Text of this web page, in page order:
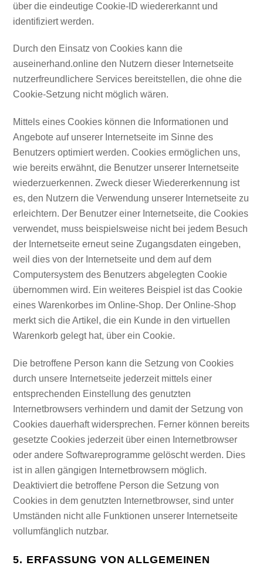
über die eindeutige Cookie-ID wiedererkannt und
identifiziert werden.
Durch den Einsatz von Cookies kann die
auseinerhand.online den Nutzern dieser Internetseite
nutzerfreundlichere Services bereitstellen, die ohne die
Cookie-Setzung nicht möglich wären.
Mittels eines Cookies können die Informationen und
Angebote auf unserer Internetseite im Sinne des
Benutzers optimiert werden. Cookies ermöglichen uns,
wie bereits erwähnt, die Benutzer unserer Internetseite
wiederzuerkennen. Zweck dieser Wiedererkennung ist
es, den Nutzern die Verwendung unserer Internetseite zu
erleichtern. Der Benutzer einer Internetseite, die Cookies
verwendet, muss beispielsweise nicht bei jedem Besuch
der Internetseite erneut seine Zugangsdaten eingeben,
weil dies von der Internetseite und dem auf dem
Computersystem des Benutzers abgelegten Cookie
übernommen wird. Ein weiteres Beispiel ist das Cookie
eines Warenkorbes im Online-Shop. Der Online-Shop
merkt sich die Artikel, die ein Kunde in den virtuellen
Warenkorb gelegt hat, über ein Cookie.
Die betroffene Person kann die Setzung von Cookies
durch unsere Internetseite jederzeit mittels einer
entsprechenden Einstellung des genutzten
Internetbrowsers verhindern und damit der Setzung von
Cookies dauerhaft widersprechen. Ferner können bereits
gesetzte Cookies jederzeit über einen Internetbrowser
oder andere Softwareprogramme gelöscht werden. Dies
ist in allen gängigen Internetbrowsern möglich.
Deaktiviert die betroffene Person die Setzung von
Cookies in dem genutzten Internetbrowser, sind unter
Umständen nicht alle Funktionen unserer Internetseite
vollumfänglich nutzbar.
5. ERFASSUNG VON ALLGEMEINEN